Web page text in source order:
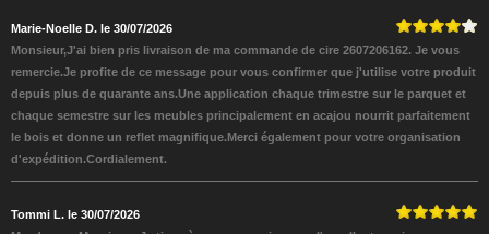
Marie-Noelle D. le 30/07/2026
Monsieur,J'ai bien pris livraison de ma commande de cire 2607206162. Je vous
remercie.Je profite de ce message pour vous confirmer que j'utilise votre produit
depuis plus de quarante ans.Une application chaque trimestre sur le parquet et
chaque semestre sur les meubles principalement en acajou nourrit parfaitement
le bois et donne un reflet magnifique.Merci également pour votre organisation
d'expédition.Cordialement.
Tommi L. le 30/07/2026